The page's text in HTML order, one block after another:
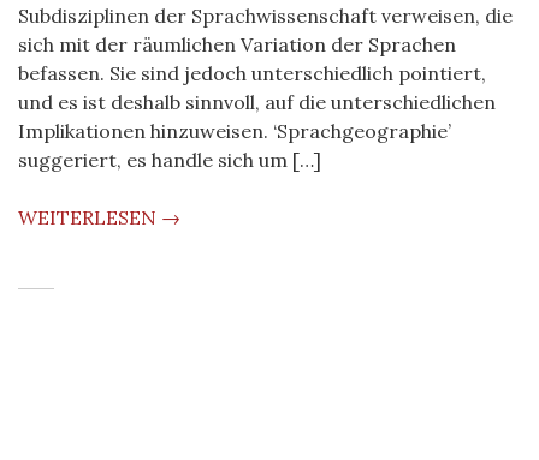
Subdisziplinen der Sprachwissenschaft verweisen, die
sich mit der räumlichen Variation der Sprachen
befassen. Sie sind jedoch unterschiedlich pointiert,
und es ist deshalb sinnvoll, auf die unterschiedlichen
Implikationen hinzuweisen. ‘Sprachgeographie’
suggeriert, es handle sich um […]
WEITERLESEN →